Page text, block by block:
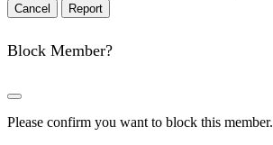
Report
Block Member?
Please confirm you want to block this member.